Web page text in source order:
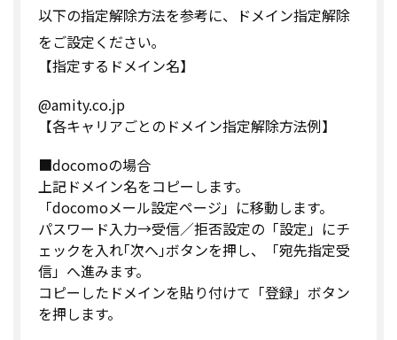
以下の指定解除方法を参考に、ドメイン指定解除
をご設定ください｡
【指定するドメイン名】
@amity.co.jp
【各キャリアごとのドメイン指定解除方法例】
■docomoの場合
上記ドメイン名をコピーします。
「docomoメール設定ページ」に移動します。
パスワード入力→受信／拒否設定の「設定」にチ
ェックを入れ｢次へ｣ボタンを押し、「宛先指定受
信」へ進みます。
コピーしたドメインを貼り付けて「登録」ボタン
を押します。